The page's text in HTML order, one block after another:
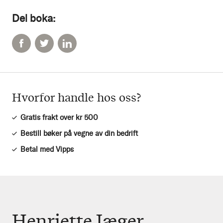
Del boka:
Hvorfor handle hos oss?
Gratis frakt over kr 500
Bestill bøker på vegne av din bedrift
Betal med Vipps